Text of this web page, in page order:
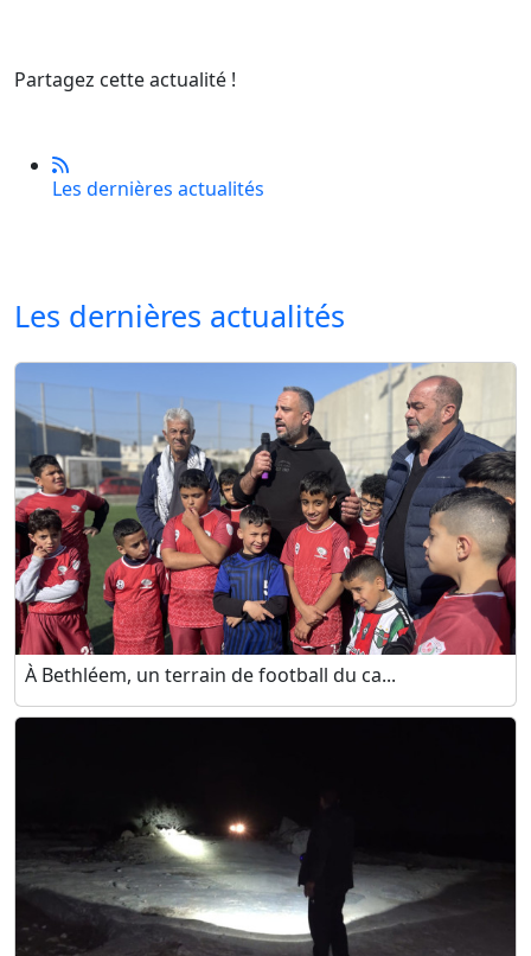
Partagez cette actualité !
Les dernières actualités
Les dernières actualités
À Bethléem, un terrain de football du ca...